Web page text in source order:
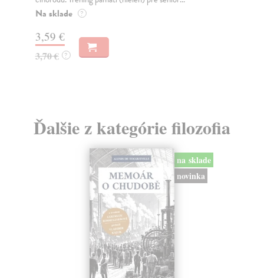
Na sklade ?
3,59 €
3,70 € ?
Ďalšie z kategórie filozofia
na sklade
novinka